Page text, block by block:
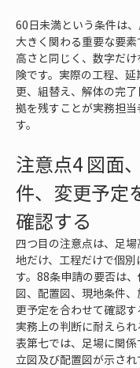
60日未満という条件は
大きく関わる重要な要
高さと同じく、数字だ
険です。実際の工程、
更、組替え、解体の完
拠を残すことが実務担
す。
注意点4 図面
件、変更予定
確認する
四つ目の注意点は、足
地だけ、工程だけで個
す。88条申請の要否は
図、配置図、現地条件
更予定を合わせて確認す
実務上の判断に耐えら
表第七では、足場に関
立図及び配置図が示さ